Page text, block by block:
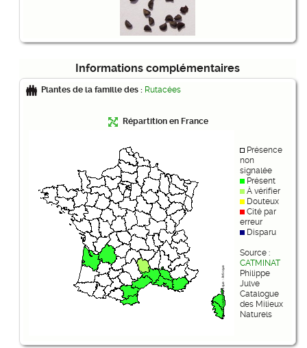
Informations complémentaires
Plantes de la famille des : Rutacées
Répartition en France
Présence
non
signalée
Présent
À vérifier
Douteux
Cité par
erreur
Disparu
Source :
CATMINAT
Philippe
Julve
Catalogue
des Milieux
Naturels